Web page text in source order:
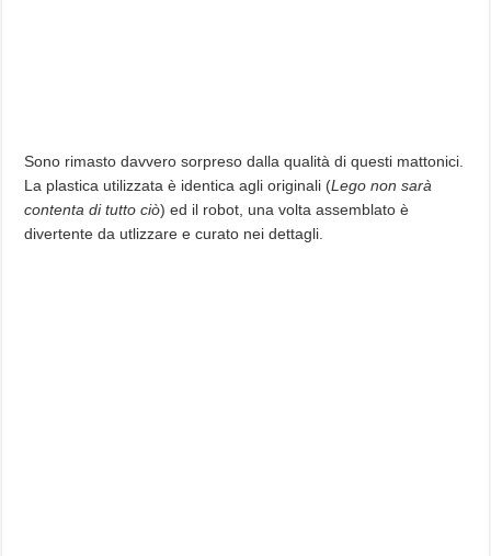
Sono rimasto davvero sorpreso dalla qualità di questi mattonici.
La plastica utilizzata è identica agli originali (Lego non sarà
contenta di tutto ciò) ed il robot, una volta assemblato è
divertente da utlizzare e curato nei dettagli.